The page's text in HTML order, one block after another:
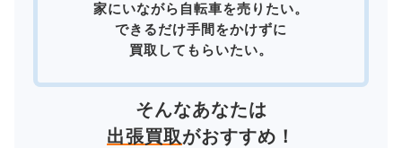
家にいながら自転車を売りたい。
できるだけ手間をかけずに
買取してもらいたい。
そんなあなたは
出張買取がおすすめ！